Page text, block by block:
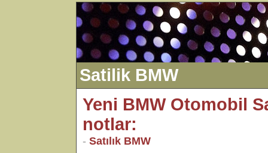
Satilik BMW
Yeni BMW Otomobil
notlar:
- Satılık BMW